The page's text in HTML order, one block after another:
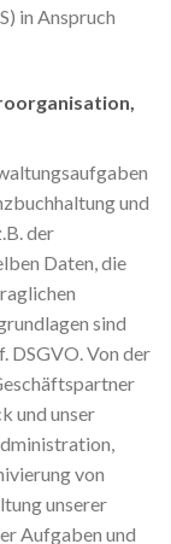
in Anspruch
und
der
Daten, die
sind
DSGVO. Von der
und unser
von
unserer
Aufgaben und